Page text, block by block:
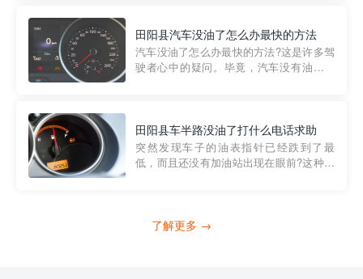
的送油师傅，解决没油的紧急情况。 首
先，让我们来了解一下穿...
田阳县汽车没油了怎么办最快的方法
汽车没油了怎么办最快的方法?这是许多驾
驶者心中的疑问。毕竟，汽车没有油就无
越者小程序是一款专门解决汽车没油问题
的在线服务平台。通过...
田阳县车半路没油了打什么电话求助
突然发现车子的油表指针已经跌到了最
低，而且还没有加油站出现在眼前?这种情
打4006363122请求送油人员来帮助你。
了解更多 →